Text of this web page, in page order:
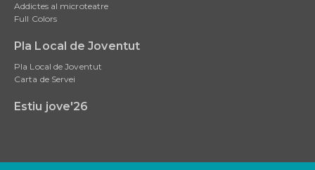
Addictes al microteatre
Full Colors
Pla Local de Joventut
Pla Local de Joventut
Carta de Servei
Estiu jove'26